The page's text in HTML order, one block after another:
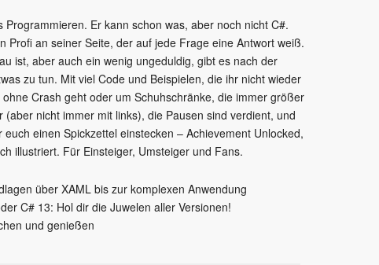
Er kann schon was, aber noch nicht C#.
Profi an seiner Seite, der auf jede Frage eine Antwort weiß.
ist, aber auch ein wenig ungeduldig, gibt es nach der
zu tun. Mit viel Code und Beispielen, die ihr nicht wieder
Crash geht oder um Schuhschränke, die immer größer
(aber nicht immer mit links), die Pausen sind verdient, und
einen Spickzettel einstecken – Achievement Unlocked,
illustriert. Für Einsteiger, Umsteiger und Fans.
über XAML bis zur komplexen Anwendung
C# 13: Hol dir die Juwelen aller Versionen!
und genießen